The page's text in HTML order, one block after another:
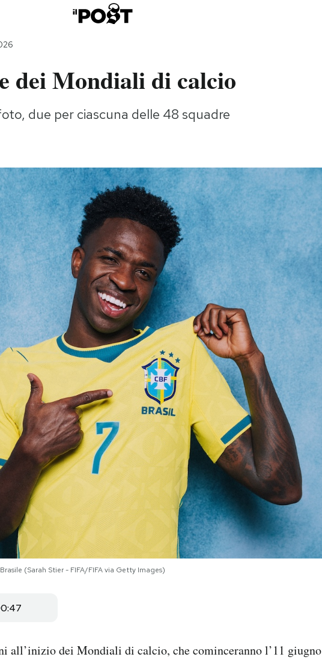
dei Mondiali di calcio
due per ciascuna delle 48 squadre
(Sarah Stier - FIFA/FIFA via Getty Images)
all’inizio dei Mondiali di calcio, che cominceranno l’11 giugno